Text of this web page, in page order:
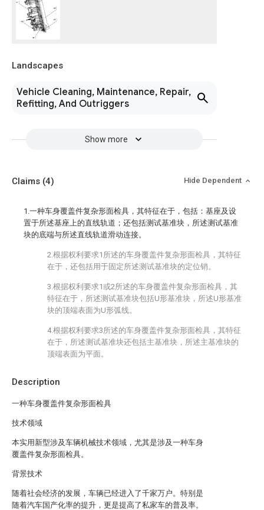
Landscapes
Vehicle Cleaning, Maintenance, Repair,
Refitting, And Outriggers
Show more
Description
一种车身覆盖件复杂形面检具
技术领域
本实用新型涉及车辆机械技术领域，尤其是涉及一种车身
覆盖件复杂形面检具。
背景技术
随着社会经济的发展，车辆已经进入了千家万户。特别是
随着汽车国产化率的提升，更是提高了私家车的普及率。
Claims (4) Hide Dependent
1.一种车身覆盖件复杂形面检具，其特征在于，包括：基座及设
置于所述基座上的直线轨道；还包括测试基准块，所述测试基准
块的底端与所述直线轨道滑动连接。
2.根据权利要求1所述的车身覆盖件复杂形面检具，其特征
在于，还包括用于固定所述测试基准块的定位销。
3.根据权利要求1或2所述的车身覆盖件复杂形面检具，其
特征在于，所述测试基准块包括U形基准块，所述U形基准
块的顶端表面为U形弧线。
4.根据权利要求3所述的车身覆盖件复杂形面检具，其特征
在于，所述测试基准块还包括主基准块，所述主基准块的
顶端表面为平面。